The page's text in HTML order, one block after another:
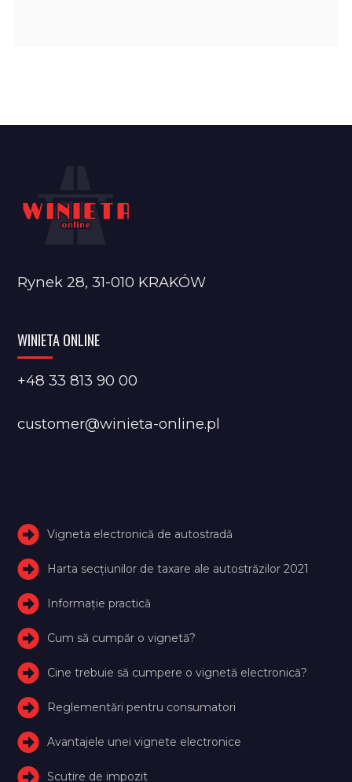
Rynek 28, 31-010 KRAKÓW
WINIETA ONLINE
+48 33 813 90 00
customer@winieta-online.pl
Vigneta electronică de autostradă
Harta secțiunilor de taxare ale autostrăzilor 2021
Informație practică
Cum să cumpăr o vignetă?
Cine trebuie să cumpere o vignetă electronică?
Reglementări pentru consumatori
Avantajele unei vignete electronice
Scutire de impozit